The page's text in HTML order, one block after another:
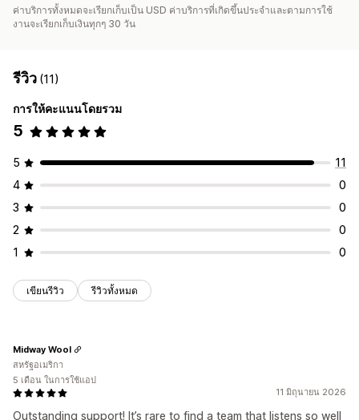
ค่าบริการทั้งหมดจะเรียกเก็บเป็น USD ค่าบริการที่เกิดขึ้นประจำและตามการใช้
งานจะเรียกเก็บเงินทุกๆ 30 วัน
รีวิว (11)
การให้คะแนนโดยรวม
5
5
11
4
0
3
0
2
0
1
0
เขียนรีวิว รีวิวทั้งหมด
11 มิถุนายน 2026
Outstanding support! It’s rare to find a team that listens so well
Midway Wool
สหรัฐอเมริกา
5 เดือน ในการใช้แอป